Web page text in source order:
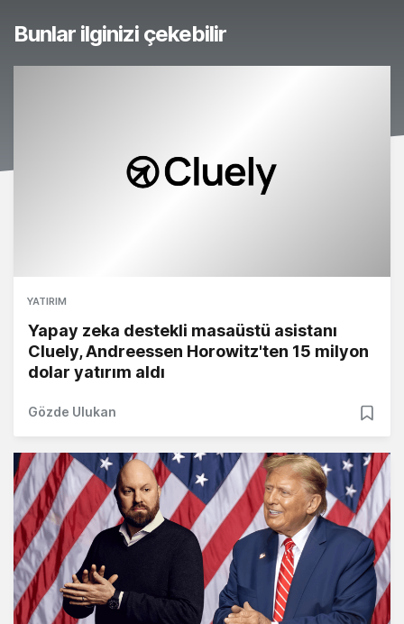
Bunlar ilginizi çekebilir
YATIRIM
Yapay zeka destekli masaüstü asistanı
Cluely, Andreessen Horowitz'ten 15 milyon
dolar yatırım aldı
Gözde Ulukan